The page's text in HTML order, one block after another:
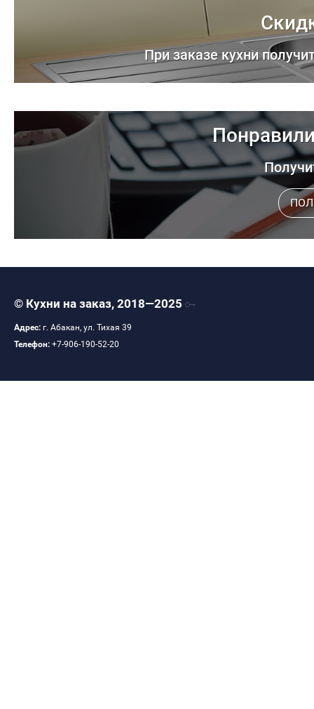
При заказе кухни
© Кухни на заказ, 2018—2025
Адрес: г. Абакан, ул. Тихая 39
Телефон: +7-906-190-52-20‬